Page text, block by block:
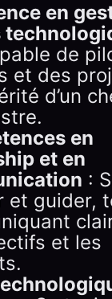
en
de
et des
d’un
en
et en
:
et guider,
et les